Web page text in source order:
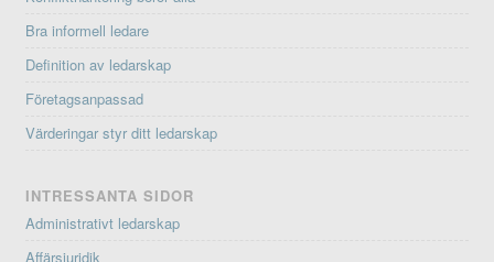
Bra informell ledare
Definition av ledarskap
Företagsanpassad
Värderingar styr ditt ledarskap
INTRESSANTA SIDOR
Administrativt ledarskap
Affärsjuridik